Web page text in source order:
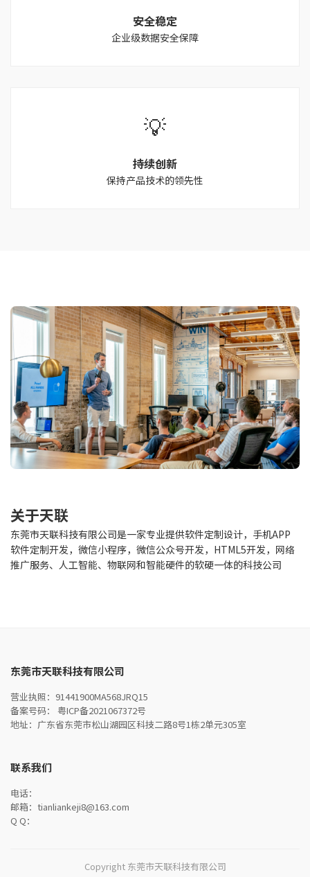
安全稳定
企业级数据安全保障
💡
持续创新
保持产品技术的领先性
关于天联
东莞市天联科技有限公司是一家专业提供软件定制设计，手机APP
软件定制开发，微信小程序，微信公众号开发，HTML5开发，网络
推广服务、人工智能、物联网和智能硬件的软硬一体的科技公司
东莞市天联科技有限公司
营业执照： 91441900MA568JRQ15
备案号码： 粤ICP备2021067372号
地址： 广东省东莞市松山湖园区科技二路8号1栋2单元305室
联系我们
电话：
邮箱： tianliankeji8@163.com
Q Q：
Copyright 东莞市天联科技有限公司